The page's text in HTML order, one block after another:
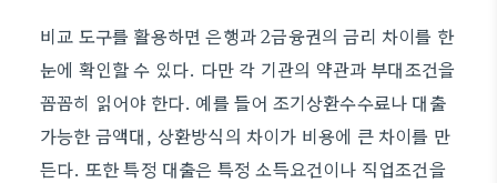
비교 도구를 활용하면 은행과 2금융권의 금리 차이를 한
눈에 확인할 수 있다. 다만 각 기관의 약관과 부대조건을
꼼꼼히 읽어야 한다. 예를 들어 조기상환수수료나 대출
가능한 금액대, 상환방식의 차이가 비용에 큰 차이를 만
든다. 또한 특정 대출은 특정 소득요건이나 직업조건을